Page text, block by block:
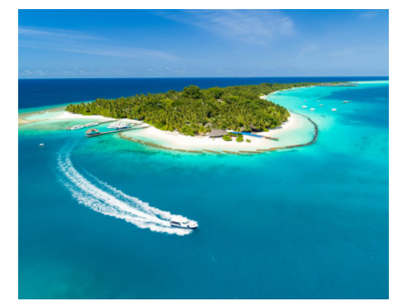
Reiseempfehlungen.